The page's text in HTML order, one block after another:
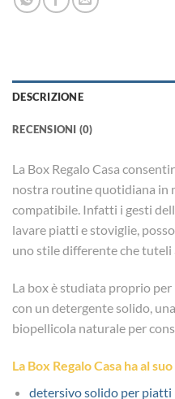
DESCRIZIONE
RECENSIONI (0)
La Box Regalo Casa
nostra routine quotidiana in
compatibile. Infatti i gesti
lavare piatti e stoviglie,
uno stile differente che
La box è studiata proprio
con un detergente solido,
biopellicola naturale per
La Box Regalo Casa ha al
detersivo solido per piatti